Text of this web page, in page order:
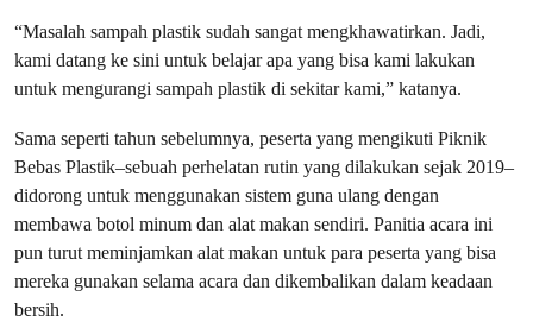
“Masalah sampah plastik sudah sangat mengkhawatirkan. Jadi,
kami datang ke sini untuk belajar apa yang bisa kami lakukan
untuk mengurangi sampah plastik di sekitar kami,” katanya.
Sama seperti tahun sebelumnya, peserta yang mengikuti Piknik
Bebas Plastik–sebuah perhelatan rutin yang dilakukan sejak 2019–
didorong untuk menggunakan sistem guna ulang dengan
membawa botol minum dan alat makan sendiri. Panitia acara ini
pun turut meminjamkan alat makan untuk para peserta yang bisa
mereka gunakan selama acara dan dikembalikan dalam keadaan
bersih.